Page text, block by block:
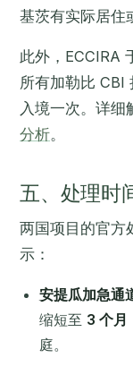
基茨有实际居住
此外，ECCIRA
所有加勒比 CBI
入境一次。详细
分析。
五、处理时
两国项目的官方
示：
安提瓜加急通
缩短至 3 个月
庭。